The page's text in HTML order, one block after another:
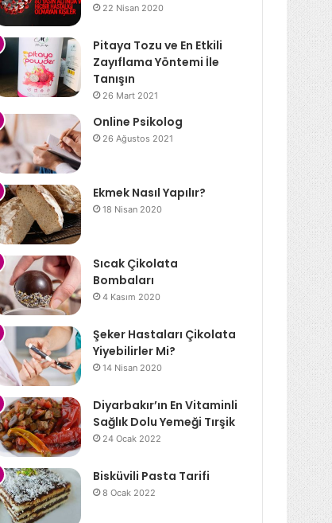
22 Nisan 2020
Pitaya Tozu ve En Etkili
Zayıflama Yöntemi İle
Tanışın
26 Mart 2021
Online Psikolog
26 Ağustos 2021
Ekmek Nasıl Yapılır?
18 Nisan 2020
Sıcak Çikolata
Bombaları
4 Kasım 2020
Şeker Hastaları Çikolata
Yiyebilirler Mi?
14 Nisan 2020
Diyarbakır’ın En Vitaminli
Sağlık Dolu Yemeği Tırşik
24 Ocak 2022
Bisküvili Pasta Tarifi
8 Ocak 2022